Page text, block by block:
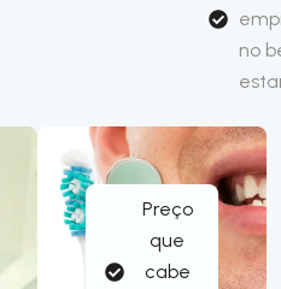
Preço
que
cabe
no